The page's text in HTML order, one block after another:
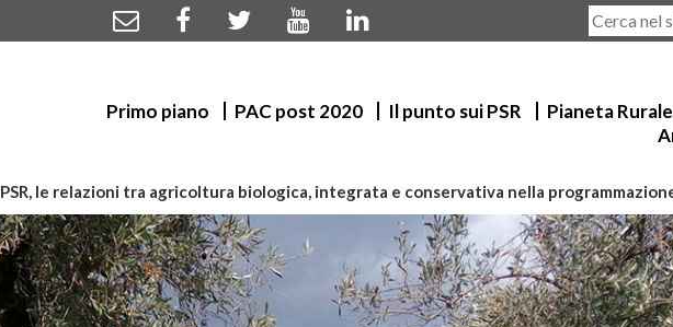
Primo piano PAC post 2020 Il punto sui PSR Pianeta Rurale
PSR, le relazioni tra agricoltura biologica, integrata e conservativa nella